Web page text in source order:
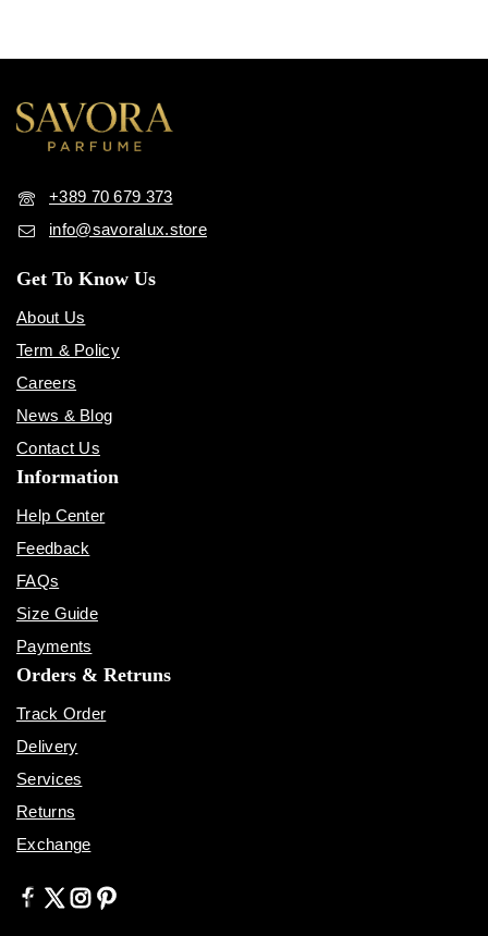
+389 70 679 373
info@savoralux.store
Get To Know Us
About Us
Term & Policy
Careers
News & Blog
Contact Us
Information
Help Center
Feedback
FAQs
Size Guide
Payments
Orders & Retruns
Track Order
Delivery
Services
Returns
Exchange